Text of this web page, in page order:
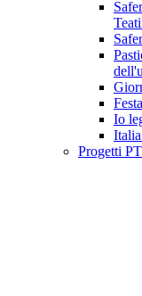
Io
Progetti